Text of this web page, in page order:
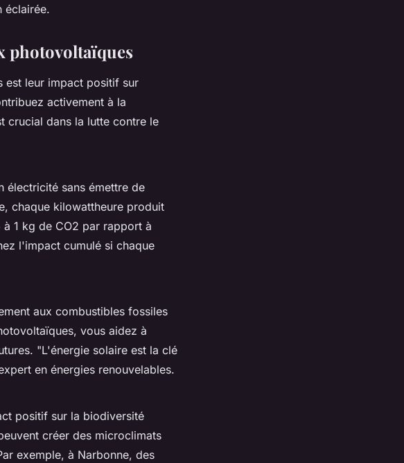
éclairée.
photovoltaïques
est leur impact positif sur
activement à la
crucial dans la lutte contre le
électricité sans émettre de
chaque kilowattheure produit
1 kg de CO2 par rapport à
l'impact cumulé si chaque
aux combustibles fossiles
vous aidez à
"L'énergie solaire est la clé
en énergies renouvelables.
positif sur la biodiversité
créer des microclimats
exemple, à Narbonne, des